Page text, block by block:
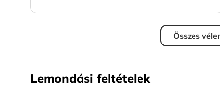
Összes
Lemondási feltételek